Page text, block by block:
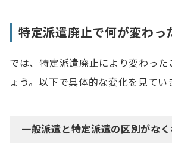
特定派遣廃止で何が変わっ
では、特定派遣廃止により変わった
ょう。以下で具体的な変化を見てい
一般派遣と特定派遣の区別がな